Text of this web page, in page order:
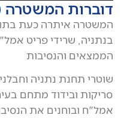
דוברות המשטרה
המשטרה איתרה כעת
בנתניה, שרידי פריט
הממצאים והנסיבות
שוטרי תחנת נתניה
סריקות ובידוד מתחם
אמל"ח ובוחנים את